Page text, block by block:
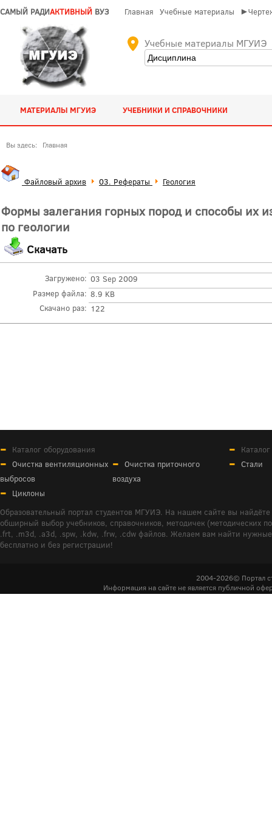
САМЫЙ РАДИАКТИВНЫЙ ВУЗ Главная Учебные материалы
Учебные материалы МГУИЭ
МАТЕРИАЛЫ МГУИЭ УЧЕБНИКИ И СПРАВОЧНИКИ
Вы здесь: Главная
Файловый архив 03. Рефераты Геология
Формы залегания горных пород и способы их
по геологии
Скачать
Загружено: 03 Sep 2009
Размер файла: 8.9 KB
Скачано раз: 122
Каталог оборудования
Очистка вентиляционных
выбросов
Очистка приточного
воздуха
Циклоны
Стали
Образовательный портал студентов МГУИЭ. На нашем сайте вы
обширный выбор учебников, справочников, методичек (методических
.frt, .m3d, .a3d, .spw, .kdw, .frw, .cdw файлов. Желаем вам найти
бесплатно и без регистрации!
2004-2026© Портал
Информация на сайте не является публичной